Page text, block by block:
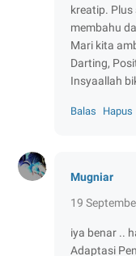
kreatip.
membahu
Mari kita
Darting,
Insyaallah
Balas Hapus
Mugniar
19
iya benar ..
Adaptasi